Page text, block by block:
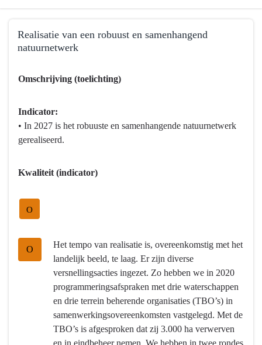
navigatie
Programma
Natuur
milieu
wilden
bereiken?
Realisatie van een robuust en samenhangend
natuurnetwerk
naar
Programma
Hebben
bereikt
Omschrijving (toelichting)
Indicator:
• In 2027 is het robuuste en samenhangende natuurnetwerk
gerealiseerd.
Kwaliteit (indicator)
O
O
Het tempo van realisatie is, overeenkomstig met het
landelijk beeld, te laag. Er zijn diverse
versnellingsacties ingezet. Zo hebben we in 2020
programmeringsafspraken met drie waterschappen
en drie terrein beherende organisaties (TBO’s) in
samenwerkingsovereenkomsten vastgelegd. Met de
TBO’s is afgesproken dat zij 3.000 ha verwerven